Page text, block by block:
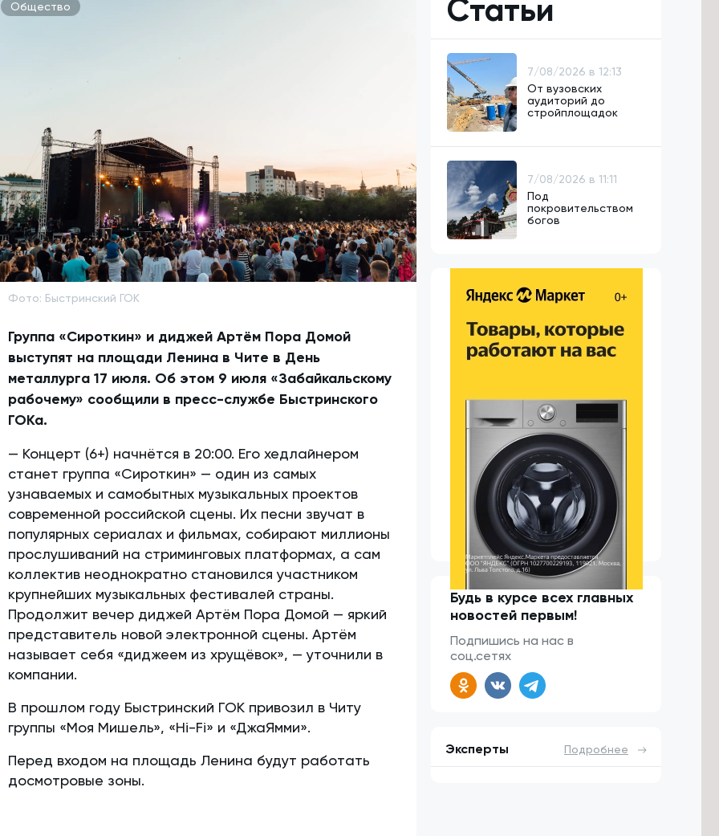
Общество
Фото: Быстринский ГОК
Группа «Сироткин» и диджей Артём Пора Домой
выступят на площади Ленина в Чите в День
металлурга 17 июля. Об этом 9 июля «Забайкальскому
рабочему» сообщили в пресс-службе Быстринского
ГОКа.
— Концерт (6+) начнётся в 20:00. Его хедлайнером
станет группа «Сироткин» — один из самых
узнаваемых и самобытных музыкальных проектов
современной российской сцены. Их песни звучат в
популярных сериалах и фильмах, собирают миллионы
прослушиваний на стриминговых платформах, а сам
коллектив неоднократно становился участником
крупнейших музыкальных фестивалей страны.
Продолжит вечер диджей Артём Пора Домой — яркий
представитель новой электронной сцены. Артём
называет себя «диджеем из хрущёвок», — уточнили в
компании.
В прошлом году Быстринский ГОК привозил в Читу
группы «Моя Мишель», «Hi-Fi» и «ДжаЯмми».
Перед входом на площадь Ленина будут работать
досмотровые зоны.
Статьи
7/08/2026 в 12:13
От вузовских
аудиторий до
стройплощадок
7/08/2026 в 11:11
Под
покровительством
богов
Будь в курсе всех главных
новостей первым!
Подпишись на нас в
соц.сетях
Эксперты Подробнее